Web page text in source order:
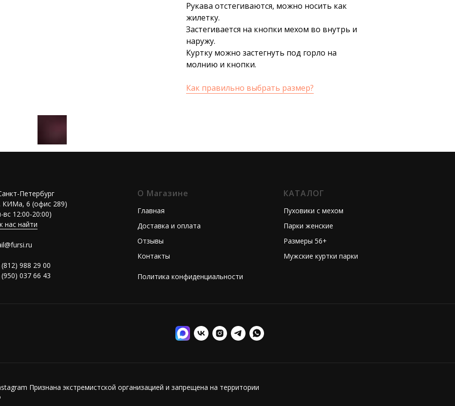
Рукава отстегиваются, можно носить как
жилетку.
Застегивается на кнопки мехом во внутрь и
наружу.
Куртку можно застегнуть под горло на
молнию и кнопки.
Как правильно выбрать размер?
Петербург
КИМа, 6 (офис 289)
вс 12:00-20:00)
нас найти
988 29 00
037 66 43
О Магазине
Главная
Доставка и оплата
Отзывы
Контакты
Политика конфиденциальности
КАТАЛОГ
Пуховики с мехом
Парки женские
Размеры 56+
Мужские куртки парки
Признана экстремистской организацией и запрещена на территории